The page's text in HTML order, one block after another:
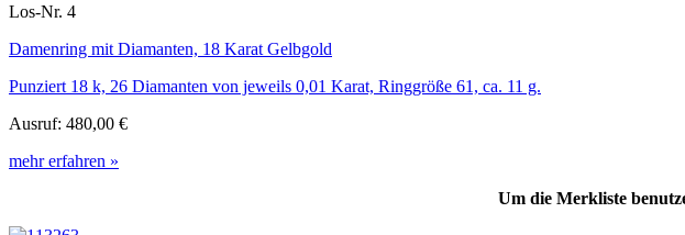
Los-Nr. 4
Damenring mit Diamanten, 18 Karat Gelbgold
Punziert 18 k, 26 Diamanten von jeweils 0,01 Karat, Ringgröße 61, ca. 11 g.
Ausruf: 480,00 €
mehr erfahren »
Um die Merkliste